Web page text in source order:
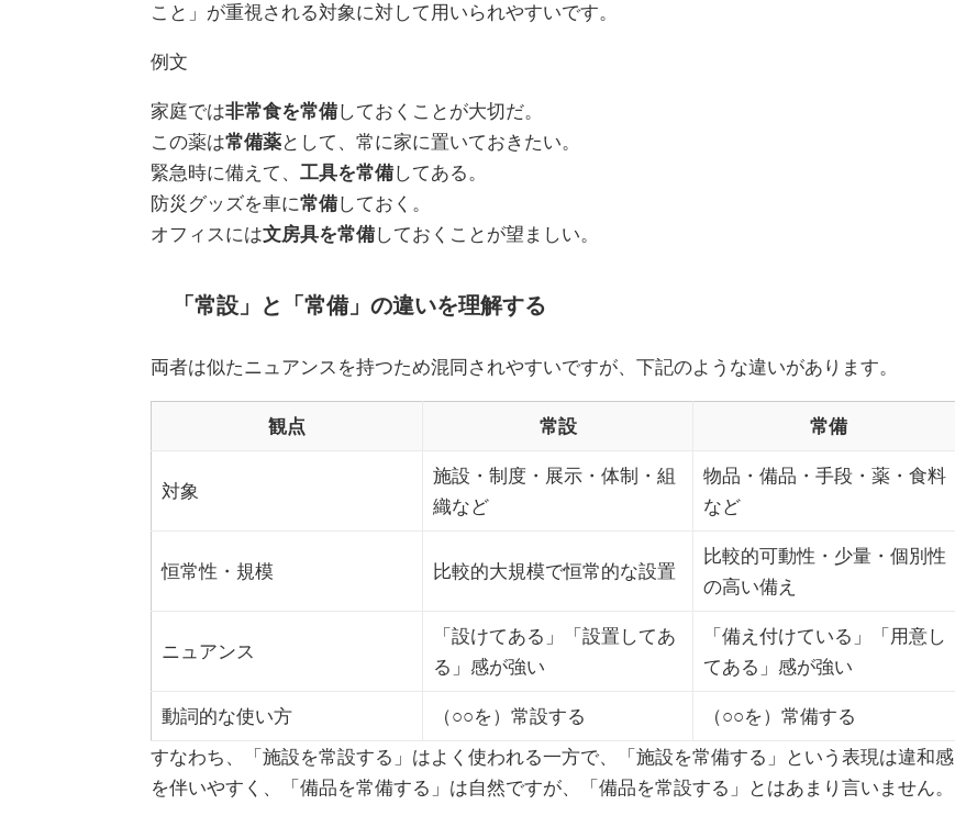
こと」が重視される対象に対して用いられやすいです。
例文
家庭では非常食を常備しておくことが大切だ。
この薬は常備薬として、常に家に置いておきたい。
緊急時に備えて、 工具を常備してある。
防災グッズを車に常備しておく。
オフィスには文房具を常備しておくことが望ましい。
「常設」と「常備」の違いを理解する
両者は似たニュアンスを持つため混同されやすいですが、下記のような違いがあります。
観点 常設 常備
対象
施設・制度・展示・体制・組
織など
物品・備品・手段・薬・食料
など
恒常性・規模 比較的大規模で恒常的な設置
比較的可動性・少量・個別性
の高い備え
ニュアンス
「設けてある」「設置してあ
る」感が強い
「備え付けている」「用意し
てある」感が強い
動詞的な使い方 （○○を）常設する （○○を）常備する
すなわち、「施設を常設する」はよく使われる一方で、「施設を常備する」という表現は違和感
を伴いやすく、「備品を常備する」は自然ですが、「備品を常設する」とはあまり言いません。